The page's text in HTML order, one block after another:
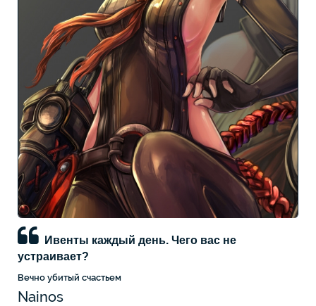
Ивенты каждый день. Чего вас не
устраивает?
Вечно убитый счастьем
Nainos